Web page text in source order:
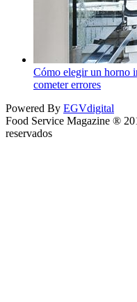
Cómo elegir un horno
cometer errores
Powered By EGVdigital
Food Service Magazine ®
reservados